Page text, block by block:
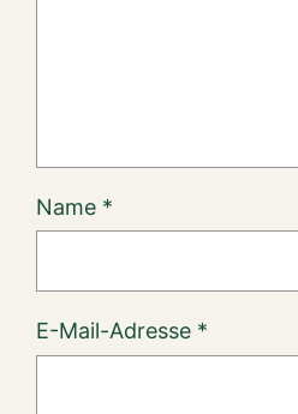
Name *
E-Mail-Adresse *